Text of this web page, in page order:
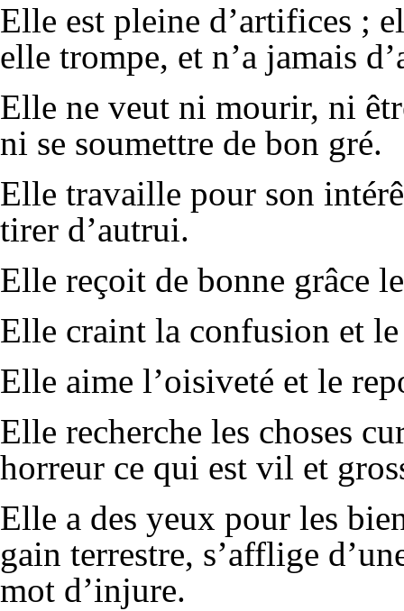
Elle est pleine d’artifices ;
elle trompe, et n’a jamais
Elle ne veut ni mourir, ni
ni se soumettre de bon gré.
Elle travaille pour son
tirer d’autrui.
Elle reçoit de bonne grâce
Elle craint la confusion et
Elle aime l’oisiveté et le
Elle recherche les choses
horreur ce qui est vil et
Elle a des yeux pour les
gain terrestre, s’afflige
mot d’injure.